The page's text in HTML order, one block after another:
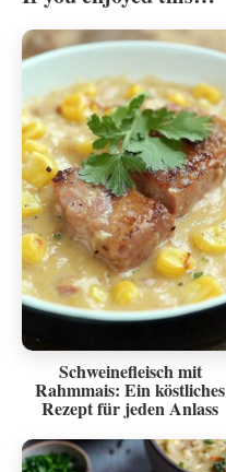
Schweinefleisch mit
Rahmmais: Ein köstliches
Rezept für jeden Anlass